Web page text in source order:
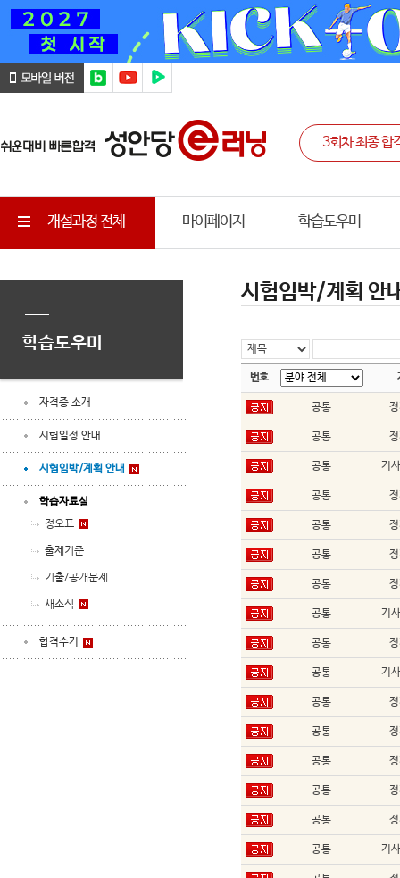
개설과정 전체 마이페이지 학습도우미
학습도우미
자격증 소개
시험일정 안내
시험임박/계획 안내
학습자료실
정오표
출제기준
기출/공개문제
새소식
합격수기
시험임박/계획 안
번호
공통
공통
공통 기
공통
공통
공통
공통
공통 기
공통
공통 기
공통
공통
공통
공통
공통
공통 기